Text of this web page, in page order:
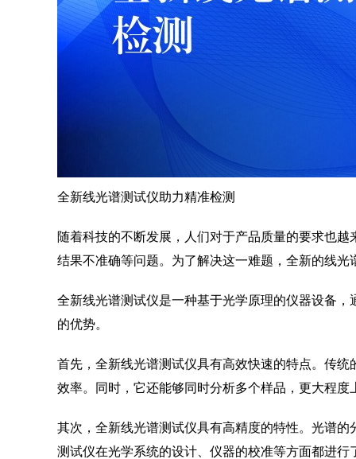
全新线光谱测试仪助力精准检测
随着科技的不断发展，人们对于产品质量的要求也
结果不准确等问题。为了解决这一难题，全新的线
全新线光谱测试仪是一种基于光学原理的仪器设备
的优势。
首先，全新线光谱测试仪具有高效快速的特点。传
效率。同时，它还能够同时分析多个样品，更大程度
其次，全新线光谱测试仪具有高精度的特性。光谱
测试仪在光学系统的设计、仪器的校准等方面都进